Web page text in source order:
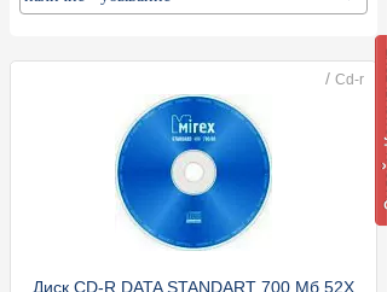
/ Cd-r
Диск CD-R DATA STANDART 700 Мб 52X